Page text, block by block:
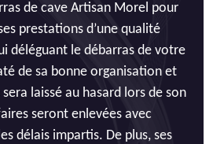
de cave Artisan Morel pour
prestations d’une qualité
déléguant le débarras de votre
de sa bonne organisation et
laissé au hasard lors de son
seront enlevées avec
délais impartis. De plus, ses